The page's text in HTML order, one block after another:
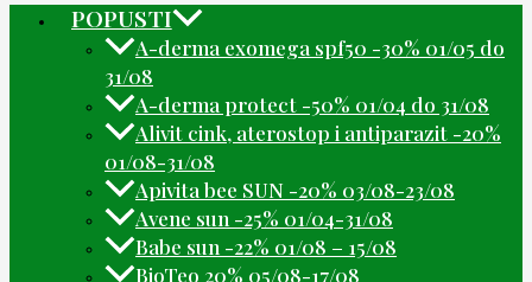
POPUSTI
A-derma exomega spf50 -30% 01/05 do
31/08
A-derma protect -50% 01/04 do 31/08
Alivit cink, aterostop i antiparazit -20%
01/08-31/08
Apivita bee SUN -20% 03/08-23/08
Avene sun -25% 01/04-31/08
Babe sun -22% 01/08 – 15/08
BioTeo 20% 05/08-17/08